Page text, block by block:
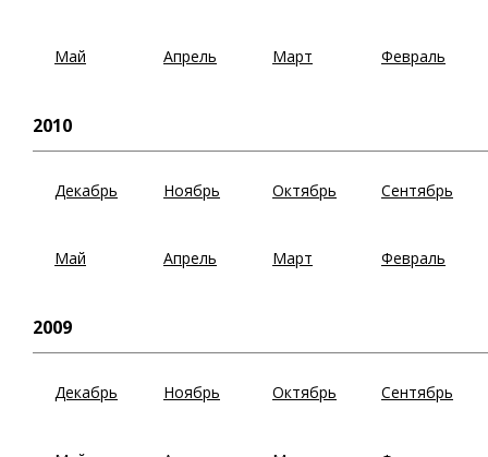
Май Апрель Март Февраль
2010
Декабрь Ноябрь Октябрь Сентябрь
Май Апрель Март Февраль
2009
Декабрь Ноябрь Октябрь Сентябрь